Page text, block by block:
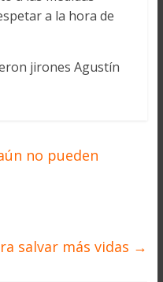
a la hora de
jirones Agustín
no pueden
salvar más vidas →